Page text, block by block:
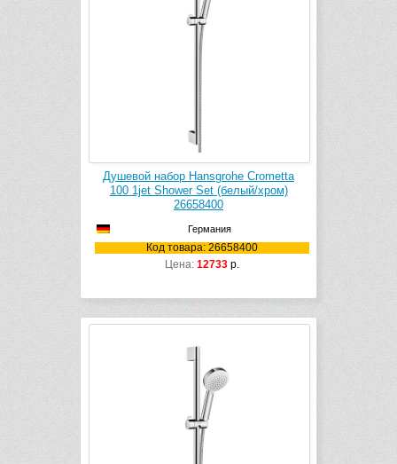
Душевой набор Hansgrohe Crometta
100 1jet Shower Set (белый/хром)
26658400
Германия
Код товара: 26658400
Цена: 12733 р.